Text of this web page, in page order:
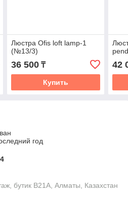
Люстра Оfis loft lamp-1
(№13/3)
36 500₸
Купить
42
год
бутик B21A, Алматы, Казахстан